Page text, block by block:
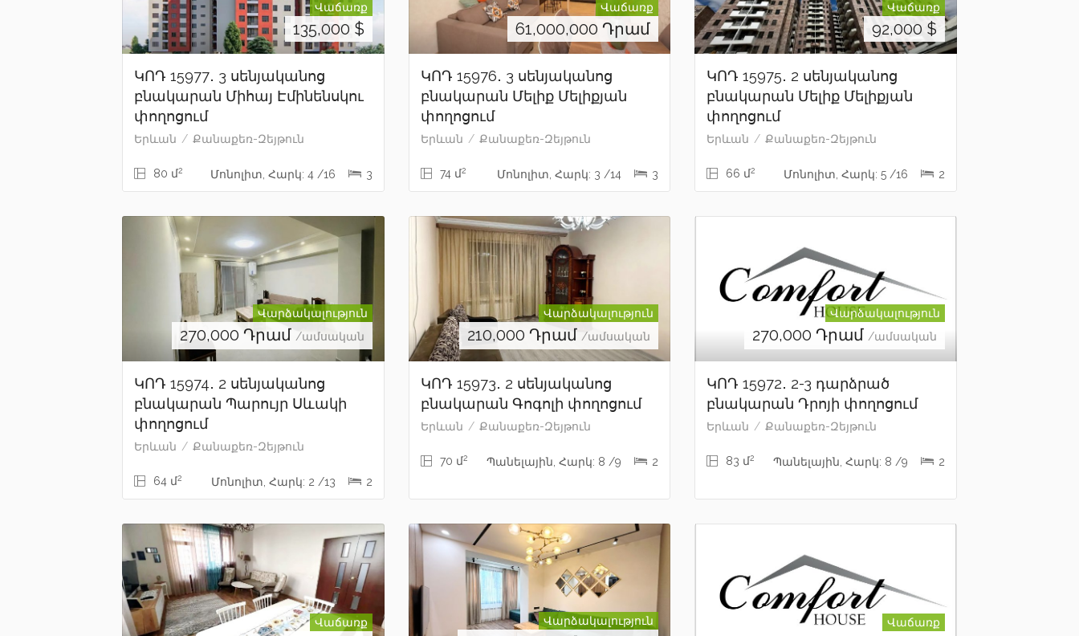
Վաճառք
135,000 $
ԿՈԴ 15977․ 3 սենյականոց
բնակարան Միհայ Էմինենսկու
փողոցում
Երևան Քանաքեռ-Զեյթուն
80 մ2 Մոնոլիտ, Հարկ: 4 /16 3
Վաճառք
61,000,000 Դրամ
ԿՈԴ 15976․ 3 սենյականոց
բնակարան Մելիք Մելիքյան
փողոցում
Երևան Քանաքեռ-Զեյթուն
74 մ2 Մոնոլիտ, Հարկ: 3 /14 3
Վաճառք
92,000 $
ԿՈԴ 15975․ 2 սենյականոց
բնակարան Մելիք Մելիքյան
փողոցում
Երևան Քանաքեռ-Զեյթուն
66 մ2 Մոնոլիտ, Հարկ: 5 /16 2
Վարձակալություն
270,000 Դրամ /ամսական
ԿՈԴ 15974․ 2 սենյականոց
բնակարան Պարույր Սևակի
փողոցում
Երևան Քանաքեռ-Զեյթուն
64 մ2 Մոնոլիտ, Հարկ: 2 /13 2
Վարձակալություն
210,000 Դրամ/ամսական
ԿՈԴ 15973․ 2 սենյականոց
բնակարան Գոգոլի փողոցում
Երևան Քանաքեռ-Զեյթուն
70 մ2 Պանելային, Հարկ: 8 /9 2
Վարձակալություն
270,000 Դրամ /ամսական
ԿՈԴ 15972․ 2-3 դարձրած
բնակարան Դրոյի փողոցում
Երևան Քանաքեռ-Զեյթուն
83 մ2 Պանելային, Հարկ: 8 /9 2
Վաճառք Վարձակալություն Վաճառք